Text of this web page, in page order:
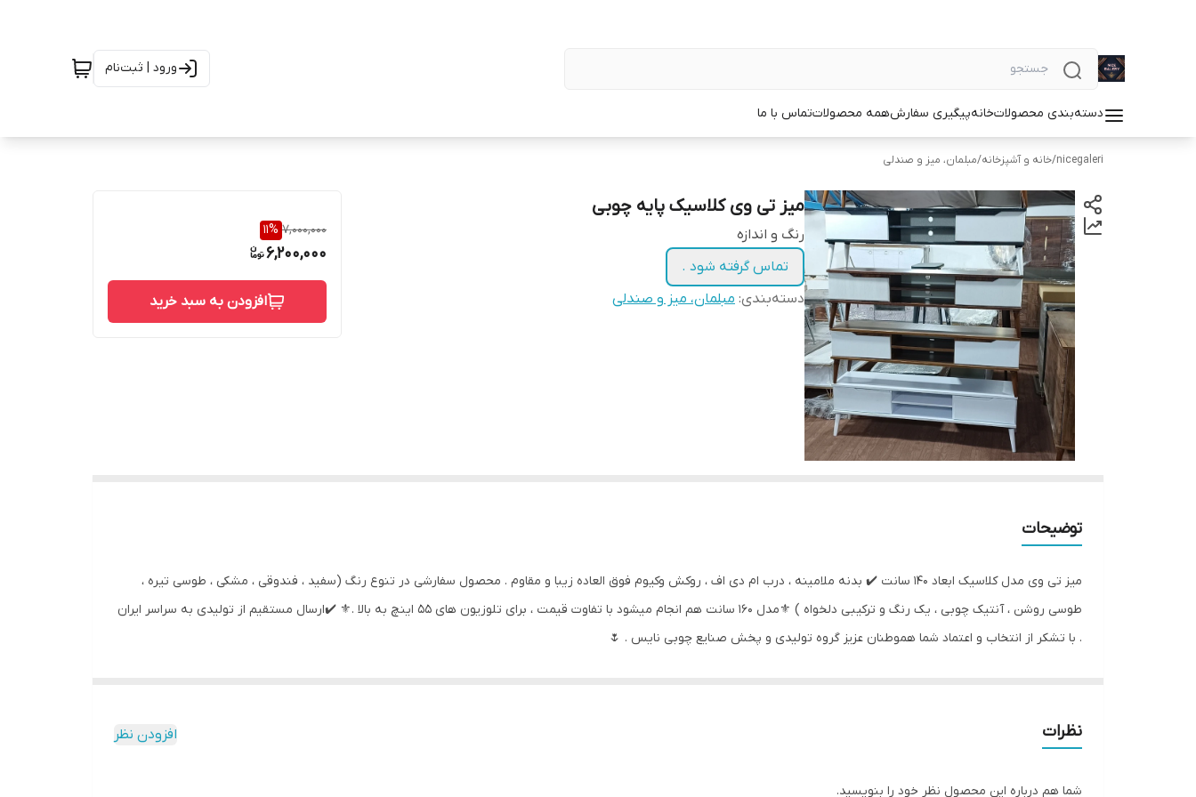
ورود | ثبت‌نام
دسته‌بندی محصولاتخانهپیگیری سفارشهمه محصولاتتماس با ما
nicegaleri
/خانه و آشپزخانه/مبلمان، میز و صندلی
میز تی وی کلاسیک پایه چوبی
رنگ و اندازه
تماس گرفته شود .
دسته‌بندی: مبلمان، میز و صندلی
7,000,000
11%
6,200,000
افزودن به سبد خرید
توضیحات
میز تی وی مدل کلاسیک ابعاد ۱۴۰ سانت ✔️ بدنه ملامینه ، درب ام دی اف ، روکش وکیوم فوق العاده زیبا و مقاوم . محصول سفارشی در تنوع رنگ (سفید ، فندوقی ، مشکی ، طوسی تیره ،
طوسی روشن ، آنتیک چوبی ، یک رنگ و ترکیبی دلخواه ) ⚜️مدل ۱۶۰ سانت هم انجام میشود با تفاوت قیمت ، برای تلوزیون های ۵۵ اینچ به بالا .⚜️ ✔️ارسال مستقیم از تولیدی به سراسر ایران
. با تشکر از انتخاب و اعتماد شما هموطنان عزیز گروه تولیدی و پخش صنایع چوبی نایس . 🌷
نظرات افزودن نظر
شما هم درباره این محصول نظر خود را بنویسید.